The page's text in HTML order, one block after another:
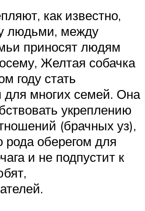
как известно,
людьми, между
приносят людям
Желтая собачка
году стать
многих семей. Она
укреплению
(брачных уз),
рода оберегом для
и не подпустит к